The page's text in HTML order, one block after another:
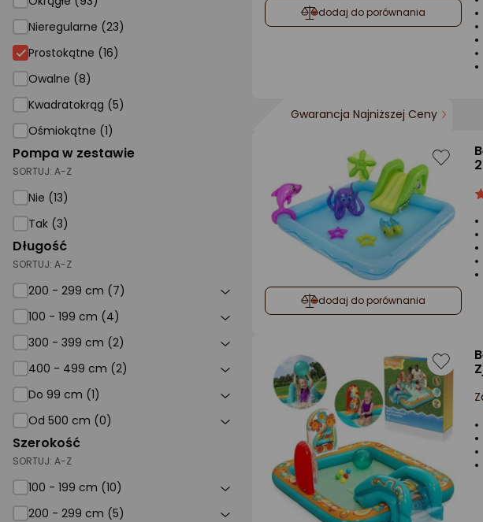
Nieregularne (23)
Prostokątne
Prostokątne (16)
Owalne (8)
Kwadratokrąg (5)
Ośmiokątne (1)
Pompa w zestawie
SORTUJ: A-Z
Nie (13)
Tak (3)
Długość
SORTUJ: A-Z
200 - 299 cm (7)
100 - 199 cm (4)
300 - 399 cm (2)
400 - 499 cm (2)
Do 99 cm (1)
Od 500 cm (0)
Szerokość
SORTUJ: A-Z
100 - 199 cm (10)
200 - 299 cm (5)
dodaj do porównania
Gwarancja Najniższej Ceny
dodaj do porównania